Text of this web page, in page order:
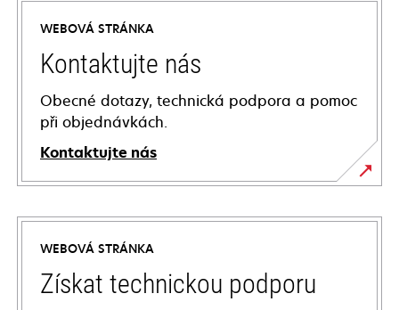
WEBOVÁ STRÁNKA
Kontaktujte nás
Obecné dotazy, technická podpora a pomoc
při objednávkách.
Kontaktujte nás
WEBOVÁ STRÁNKA
Získat technickou podporu